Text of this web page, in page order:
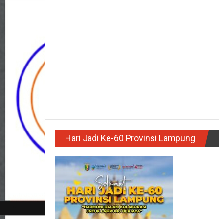
Hari Jadi Ke-60 Provinsi Lampung